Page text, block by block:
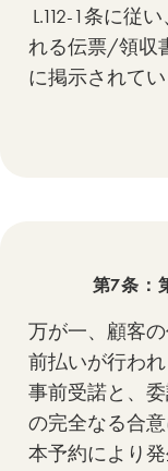
L.112-1条に従
れる伝票/領収
に掲示されて
第7条：
万が一、顧客
前払いが行わ
事前受諾と、
の完全なる合
本予約により